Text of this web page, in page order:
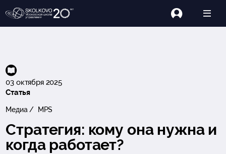
03 октября 2025
Статья
Медиа MPS
Стратегия: кому она нужна и
когда работает?